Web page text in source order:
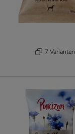
7 Varianten